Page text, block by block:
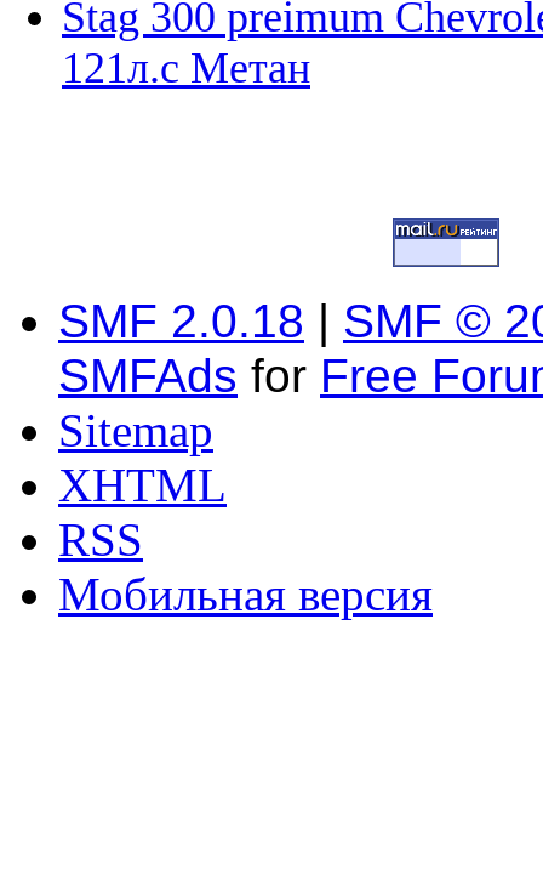
Stag 300 preimum
121л.с Метан
SMF 2.0.18 | SMF ©
SMFAds for Free
Sitemap
XHTML
RSS
Мобильная версия